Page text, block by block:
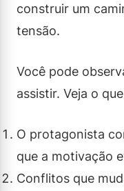
construir um
tensão.
Você pode
assistir. Veja o
O protagonista
que a motivação
Conflitos que